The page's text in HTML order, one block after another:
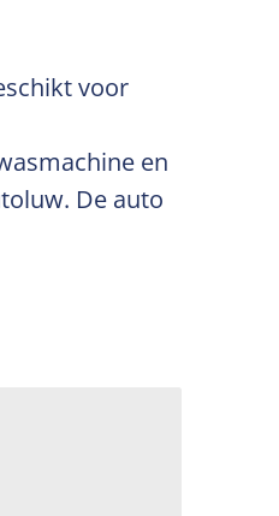
voor
en
De auto